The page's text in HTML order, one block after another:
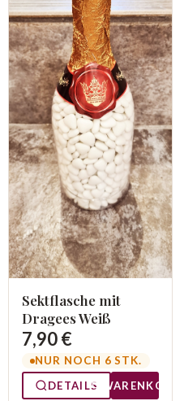
Sektflasche mit
Dragees Weiß
7,90 €
NUR NOCH 6 STK.
DETAILS
WARENKORB